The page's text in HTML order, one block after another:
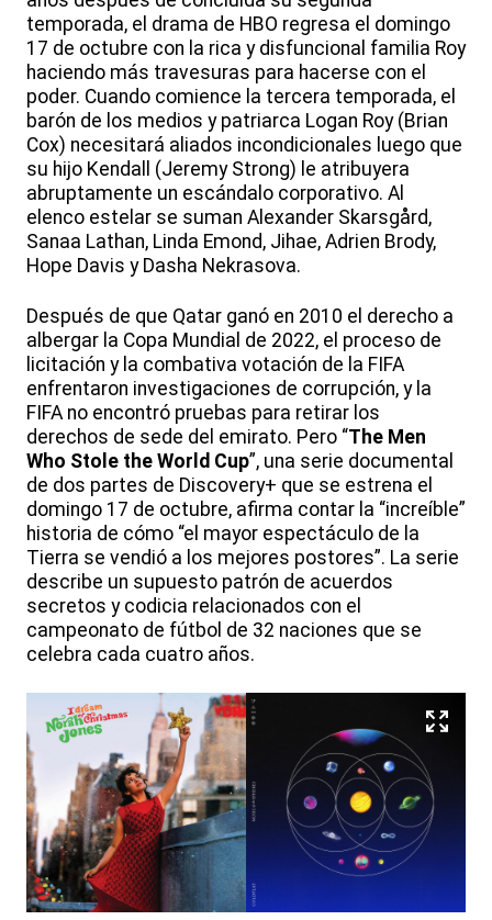
temporada, el drama de HBO regresa el domingo
17 de octubre con la rica y disfuncional familia Roy
haciendo más travesuras para hacerse con el
poder. Cuando comience la tercera temporada, el
barón de los medios y patriarca Logan Roy (Brian
Cox) necesitará aliados incondicionales luego que
su hijo Kendall (Jeremy Strong) le atribuyera
abruptamente un escándalo corporativo. Al
elenco estelar se suman Alexander Skarsgård,
Sanaa Lathan, Linda Emond, Jihae, Adrien Brody,
Hope Davis y Dasha Nekrasova.
Después de que Qatar ganó en 2010 el derecho a
albergar la Copa Mundial de 2022, el proceso de
licitación y la combativa votación de la FIFA
enfrentaron investigaciones de corrupción, y la
FIFA no encontró pruebas para retirar los
derechos de sede del emirato. Pero “The Men
Who Stole the World Cup”, una serie documental
de dos partes de Discovery+ que se estrena el
domingo 17 de octubre, afirma contar la “increíble”
historia de cómo “el mayor espectáculo de la
Tierra se vendió a los mejores postores”. La serie
describe un supuesto patrón de acuerdos
secretos y codicia relacionados con el
campeonato de fútbol de 32 naciones que se
celebra cada cuatro años.